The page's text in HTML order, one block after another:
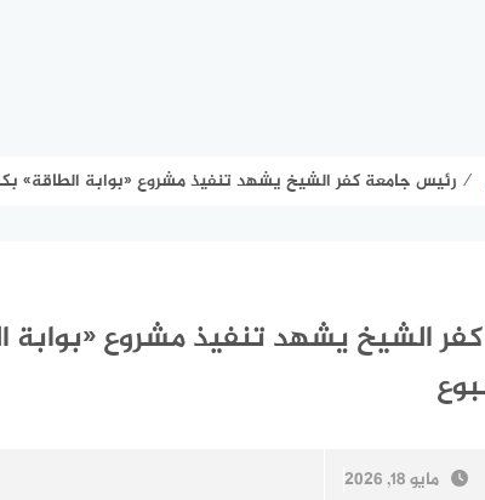
⁄ رئيس جامعة كفر الشيخ يشهد تنفيذ مشروع «بوابة الطاقة»
الشيخ يشهد تنفيذ مشروع «بوابة
مايو 18, 2026